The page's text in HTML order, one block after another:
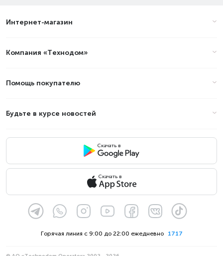
Интернет-магазин
Компания «Технодом»
Помощь покупателю
Будьте в курсе новостей
Скачать в
Скачать в
1717
Горячая линия с 9:00 до 22:00 ежедневно